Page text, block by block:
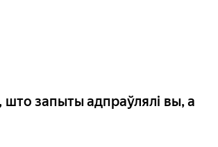
што запыты адпраўлялі вы, а